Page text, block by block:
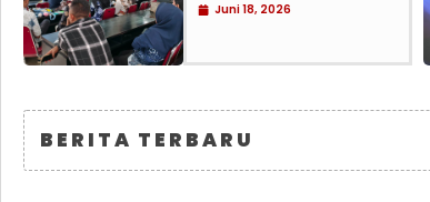
Juni 18, 2026
BERITA TERBARU